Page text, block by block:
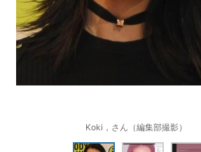
Koki，さん（編集部撮影）